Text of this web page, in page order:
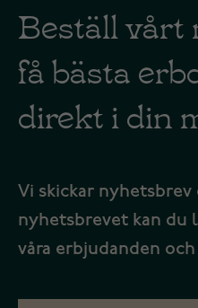
Beställ vårt
få bästa
direkt i din
Vi skickar nyhetsbrev
nyhetsbrevet kan du
våra erbjudanden